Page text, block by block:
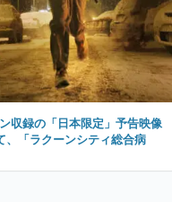
収録の「日本限定」予告映像
、「ラクーンシティ総合病